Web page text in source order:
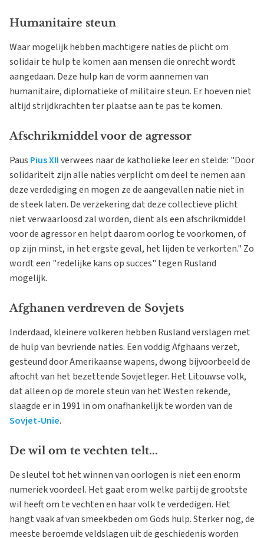
Humanitaire steun
Waar mogelijk hebben machtigere naties de plicht om
solidair te hulp te komen aan mensen die onrecht wordt
aangedaan. Deze hulp kan de vorm aannemen van
humanitaire, diplomatieke of militaire steun. Er hoeven niet
altijd strijdkrachten ter plaatse aan te pas te komen.
Afschrikmiddel voor de agressor
Paus Pius XIIverwees naar de katholieke leer en stelde: "Door
solidariteit zijn alle naties verplicht om deel te nemen aan
deze verdediging en mogen ze de aangevallen natie niet in
de steek laten. De verzekering dat deze collectieve plicht
niet verwaarloosd zal worden, dient als een afschrikmiddel
voor de agressor en helpt daarom oorlog te voorkomen, of
op zijn minst, in het ergste geval, het lijden te verkorten." Zo
wordt een "redelijke kans op succes" tegen Rusland
mogelijk.
Afghanen verdreven de Sovjets
Inderdaad, kleinere volkeren hebben Rusland verslagen met
de hulp van bevriende naties. Een voddig Afghaans verzet,
gesteund door Amerikaanse wapens, dwong bijvoorbeeld de
aftocht van het bezettende Sovjetleger. Het Litouwse volk,
dat alleen op de morele steun van het Westen rekende,
slaagde er in 1991 in om onafhankelijk te worden van de
Sovjet-Unie.
De wil om te vechten telt...
De sleutel tot het winnen van oorlogen is niet een enorm
numeriek voordeel. Het gaat erom welke partij de grootste
wil heeft om te vechten en haar volk te verdedigen. Het
hangt vaak af van smeekbeden om Gods hulp. Sterker nog, de
meeste beroemde veldslagen uit de geschiedenis worden